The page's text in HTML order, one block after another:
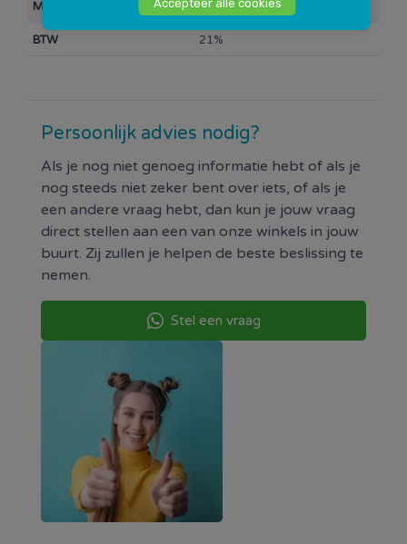
Accepteer alle cookies
Merk Osram
BTW 21%
Persoonlijk advies nodig?
Als je nog niet genoeg informatie hebt of als je
nog steeds niet zeker bent over iets, of als je
een andere vraag hebt, dan kun je jouw vraag
direct stellen aan een van onze winkels in jouw
buurt. Zij zullen je helpen de beste beslissing te
nemen.
Stel een vraag